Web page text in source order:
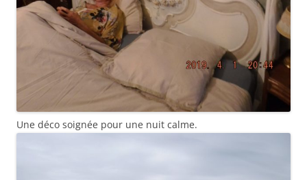
Une déco soignée pour une nuit calme.